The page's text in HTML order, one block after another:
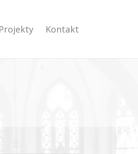
Projekty Kontakt